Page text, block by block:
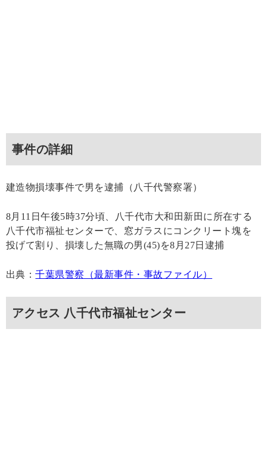
事件の詳細
建造物損壊事件で男を逮捕（八千代警察署）
8月11日午後5時37分頃、八千代市大和田新田に所在する
八千代市福祉センターで、窓ガラスにコンクリート塊を
投げて割り、損壊した無職の男(45)を8月27日逮捕
出典：千葉県警察（最新事件・事故ファイル）
アクセス 八千代市福祉センター